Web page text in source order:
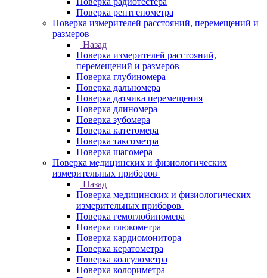
Поверка рентгенометра
Поверка измерителей расстояний, перемещений и
размеров
Назад
Поверка измерителей расстояний,
перемещений и размеров
Поверка глубиномера
Поверка дальномера
Поверка датчика перемещения
Поверка длиномера
Поверка зубомера
Поверка катетомера
Поверка таксометра
Поверка шагомера
Поверка медицинских и физиологических
измерительных приборов
Назад
Поверка медицинских и физиологических
измерительных приборов
Поверка гемоглобиномера
Поверка глюкометра
Поверка кардиомонитора
Поверка кератометра
Поверка коагулометра
Поверка колориметра